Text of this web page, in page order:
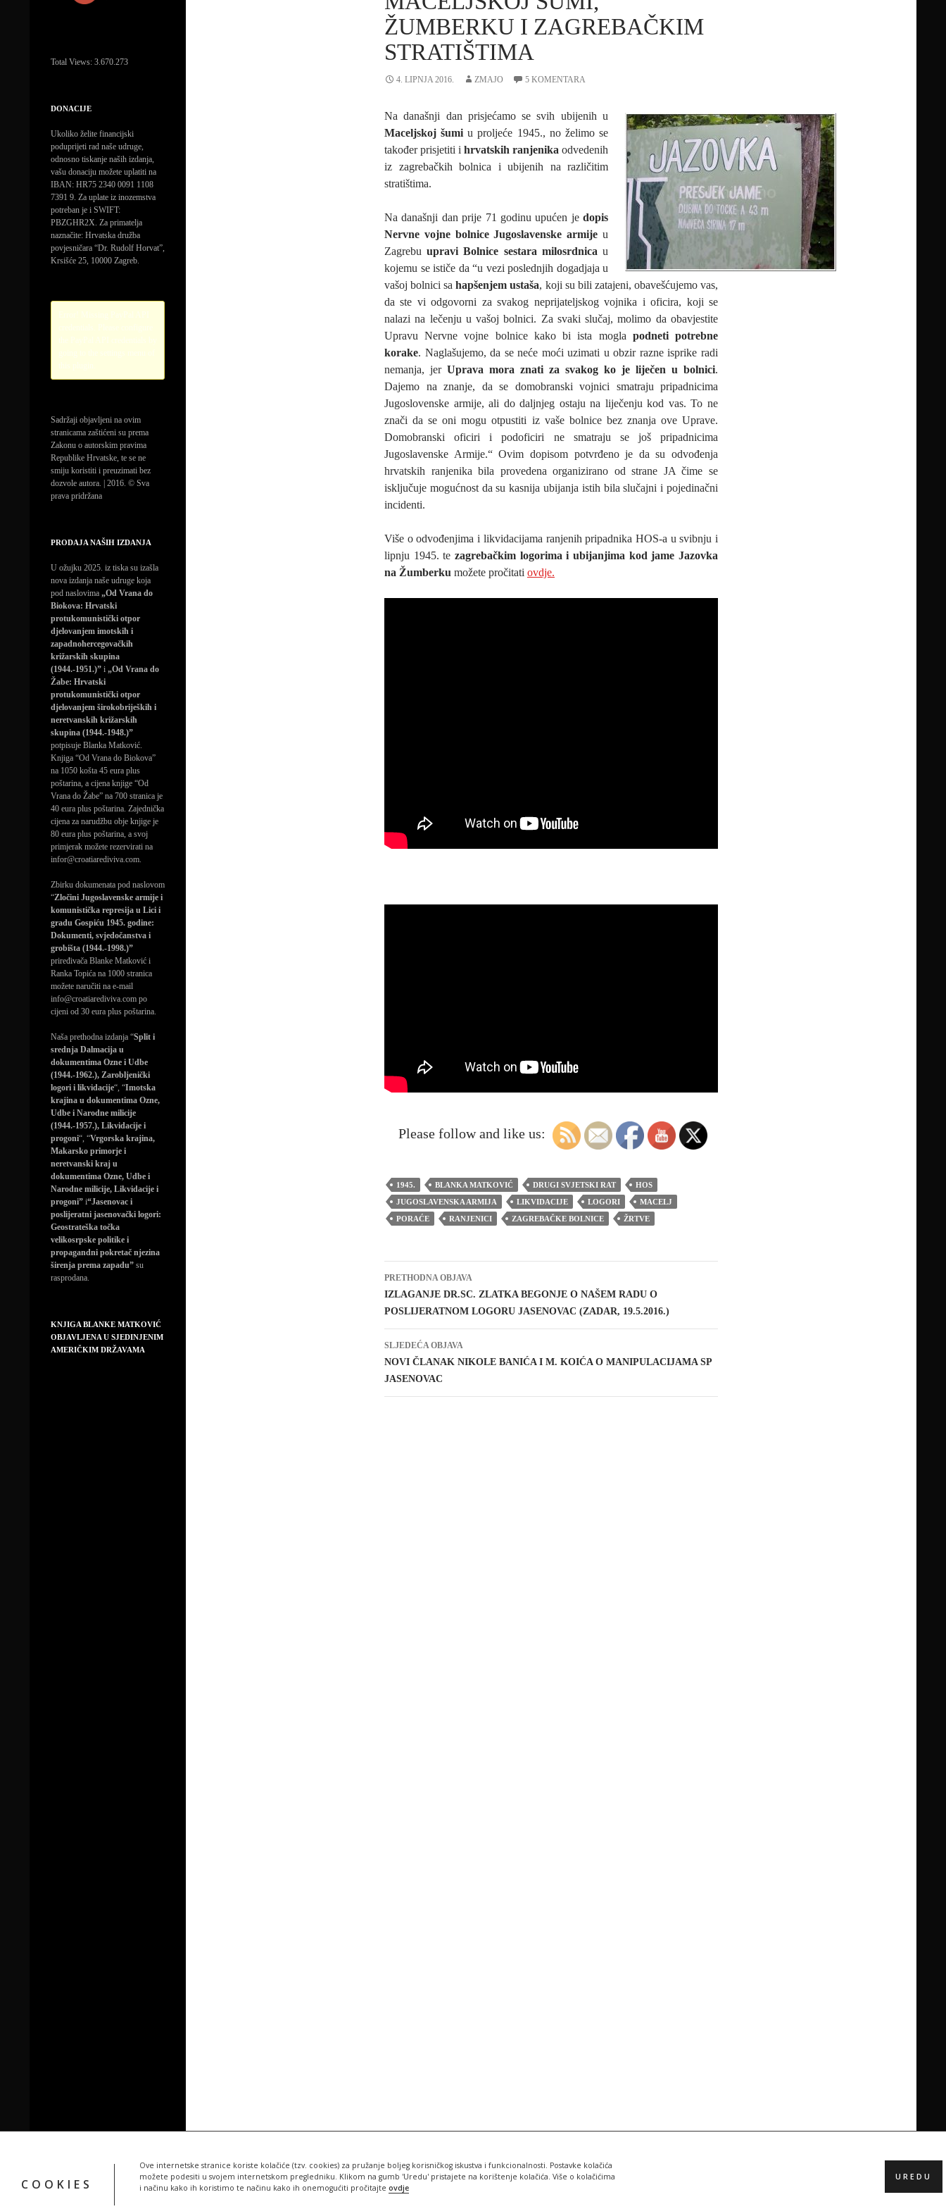
COOKIES
Ove internetske stranice koriste kolačiće (tzv. cookies) za pružanje boljeg korisničkog iskustva i funkcionalnosti. Postavke kolačića
možete podesiti u svojem internetskom pregledniku. Klikom na gumb 'Uredu' pristajete na korištenje kolačića. Više o kolačićima
i načinu kako ih koristimo te načinu kako ih onemogućiti pročitajte ovdje
UREDU
ŽUMBERKU I ZAGREBAČKIM
STRATIŠTIMA
4. LIPNJA 2016. ZMAJO 5 KOMENTARA
Na današnji dan prisjećamo se svih ubijenih u
Maceljskoj šumi u proljeće 1945., no želimo se
također prisjetiti i hrvatskih ranjenika odvedenih
iz zagrebačkih bolnica i ubijenih na različitim
stratištima.
Na današnji dan prije 71 godinu upućen je dopis
Nervne vojne bolnice Jugoslavenske armije u
Zagrebuupravi Bolnice sestara milosrdnicau
kojemu se ističe da “u vezi poslednjih dogadjaja u
vašoj bolnici sahapšenjem ustaša, koji su bili zatajeni, obavešćujemo vas,
da ste vi odgovorni za svakog neprijateljskog vojnika i oficira, koji se
nalazi na lečenju u vašoj bolnici. Za svaki slučaj, molimo da obavjestite
Upravu Nervne vojne bolnice kako bi ista mogla podneti potrebne
korake. Naglašujemo, da se neće moći uzimati u obzir razne isprike radi
nemanja, jer Uprava mora znati za svakog ko je liječen u bolnici.
Dajemo na znanje, da se domobranski vojnici smatraju pripadnicima
Jugoslovenske armije, ali do daljnjeg ostaju na liječenju kod vas. To ne
znači da se oni mogu otpustiti iz vaše bolnice bez znanja ove Uprave.
Domobranski oficiri i podoficiri ne smatraju se još pripadnicima
Jugoslavenske Armije.“ Ovim dopisom potvrđeno je da su odvođenja
hrvatskih ranjenika bila provedena organizirano od strane JA čime se
isključuje mogućnost da su kasnija ubijanja istih bila slučajni i pojedinačni
incidenti.
Više o odvođenjima i likvidacijama ranjenih pripadnika HOS-a u svibnju i
lipnju 1945. te zagrebačkim logorima i ubijanjima kod jame Jazovka
na Žumberku možete pročitati ovdje.
Please follow and like us:
1945. BLANKA MATKOVIĆ DRUGI SVJETSKI RAT
HOS
JUGOSLAVENSKA ARMIJA
LIKVIDACIJE LOGORI
MACELJ
PORAĆE
RANJENICI ZAGREBAČKE BOLNICE ŽRTVE
Navigacija
objava
PRETHODNA OBJAVA
IZLAGANJE DR.SC. ZLATKA BEGONJE O NAŠEM RADU O
POSLIJERATNOM LOGORU JASENOVAC (ZADAR, 19.5.2016.)
SLJEDEĆA OBJAVA
NOVI ČLANAK NIKOLE BANIĆA I M. KOIĆA O MANIPULACIJAMA SP
JASENOVAC
Total Views: 3.670.273
DONACIJE
Ukoliko želite financijski
poduprijeti rad naše udruge,
odnosno tiskanje naših izdanja,
vašu donaciju možete uplatiti na
IBAN: HR75 2340 0091 1108
7391 9. Za uplate iz inozemstva
potreban je i SWIFT:
PBZGHR2X. Za primatelja
naznačite: Hrvatska družba
povjesničara “Dr. Rudolf Horvat”,
Krsišće 25, 10000 Zagreb.
Sadržaji objavljeni na ovim
stranicama zaštićeni su prema
Zakonu o autorskim pravima
Republike Hrvatske, te se ne
smiju koristiti i preuzimati bez
dozvole autora. | 2016. © Sva
prava pridržana
PRODAJA NAŠIH IZDANJA
U ožujku 2025. iz tiska su izašla
nova izdanja naše udruge koja
pod naslovima „Od Vrana do
Biokova: Hrvatski
protukomunistički otpor
djelovanjem imotskih i
zapadnohercegovačkih
križarskih skupina
(1944.-1951.)” i „Od Vrana do
Žabe: Hrvatski
protukomunistički otpor
djelovanjem širokobrijeških i
neretvanskih križarskih
skupina (1944.-1948.)”
potpisuje Blanka Matković.
Knjiga “Od Vrana do Biokova”
na 1050 košta 45 eura plus
poštarina, a cijena knjige “Od
Vrana do Žabe” na 700 stranica je
40 eura plus poštarina. Zajednička
cijena za narudžbu obje knjige je
80 eura plus poštarina, a svoj
primjerak možete rezervirati na
infor@croatiarediviva.com.
Zbirku dokumenata pod naslovom
“Zločini Jugoslavenske armije i
komunistička represija u Lici i
gradu Gospiću 1945. godine:
Dokumenti, svjedočanstva i
grobišta (1944.-1998.)”
priređivača Blanke Matković i
Ranka Topića na 1000 stranica
možete naručiti na e-mail
info@croatiarediviva.com po
cijeni od 30 eura plus poštarina.
Naša prethodna izdanja “Split i
srednja Dalmacija u
dokumentima Ozne i Udbe
(1944.-1962.), Zarobljenički
logori i likvidacije“, “Imotska
krajina u dokumentima Ozne,
Udbe i Narodne milicije
(1944.-1957.), Likvidacije i
progoni“, “Vrgorska krajina,
Makarsko primorje i
neretvanski kraj u
dokumentima Ozne, Udbe i
Narodne milicije, Likvidacije i
progoni” i“Jasenovac i
poslijeratni jasenovački logori:
Geostrateška točka
velikosrpske politike i
propagandni pokretač njezina
širenja prema zapadu” su
rasprodana.
KNJIGA BLANKE MATKOVIĆ
OBJAVLJENA U SJEDINJENIM
AMERIČKIM DRŽAVAMA